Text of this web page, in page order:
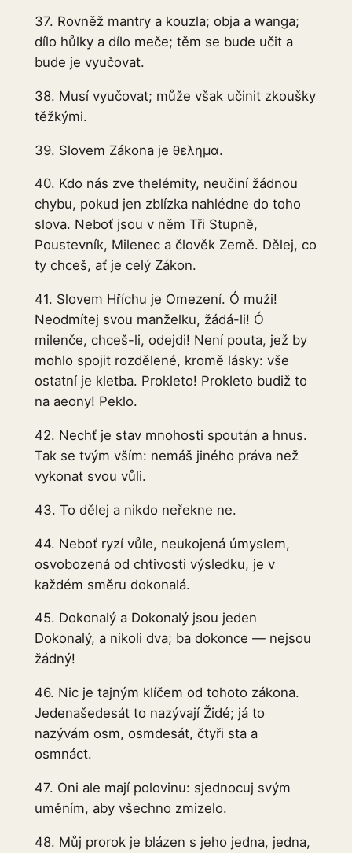
37. Rovněž mantry a kouzla; obja a wanga;
dílo hůlky a dílo meče; těm se bude učit a
bude je vyučovat.
38. Musí vyučovat; může však učinit zkoušky
těžkými.
39. Slovem Zákona je θελημα.
40. Kdo nás zve thelémity, neučiní žádnou
chybu, pokud jen zblízka nahlédne do toho
slova. Neboť jsou v něm Tři Stupně,
Poustevník, Milenec a člověk Země. Dělej, co
ty chceš, ať je celý Zákon.
41. Slovem Hříchu je Omezení. Ó muži!
Neodmítej svou manželku, žádá-li! Ó
milenče, chceš-li, odejdi! Není pouta, jež by
mohlo spojit rozdělené, kromě lásky: vše
ostatní je kletba. Prokleto! Prokleto budiž to
na aeony! Peklo.
42. Nechť je stav mnohosti spoután a hnus.
Tak se tvým vším: nemáš jiného práva než
vykonat svou vůli.
43. To dělej a nikdo neřekne ne.
44. Neboť ryzí vůle, neukojená úmyslem,
osvobozená od chtivosti výsledku, je v
každém směru dokonalá.
45. Dokonalý a Dokonalý jsou jeden
Dokonalý, a nikoli dva; ba dokonce — nejsou
žádný!
46. Nic je tajným klíčem od tohoto zákona.
Jedenašedesát to nazývají Židé; já to
nazývám osm, osmdesát, čtyři sta a
osmnáct.
47. Oni ale mají polovinu: sjednocuj svým
uměním, aby všechno zmizelo.
48. Můj prorok je blázen s jeho jedna, jedna,